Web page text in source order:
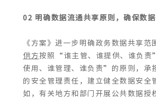
02 明确数据流通共享原则，确保数
《方案》进一步明确政务数据共享
供方 按照“谁主管、谁提供、谁负责
使用、谁管理、谁负责”的原则，承
的安全管理责任，建立健全数据安全
如，有关地方和部门开展公共数据授